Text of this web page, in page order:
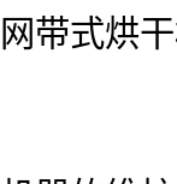
网带式烘